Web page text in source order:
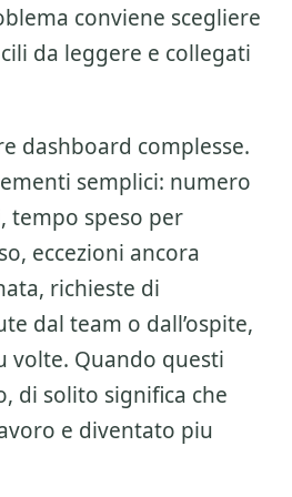
conviene scegliere
da leggere e collegati
dashboard complesse.
semplici: numero
tempo speso per
eccezioni ancora
richieste di
dal team o dall’ospite,
volte. Quando questi
di solito significa che
e diventato piu